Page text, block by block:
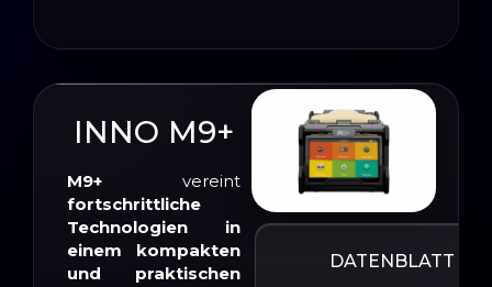
INNO M9+
M9+ vereint
fortschrittliche
Technologien in
einem kompakten
und praktischen
DATENBLATT